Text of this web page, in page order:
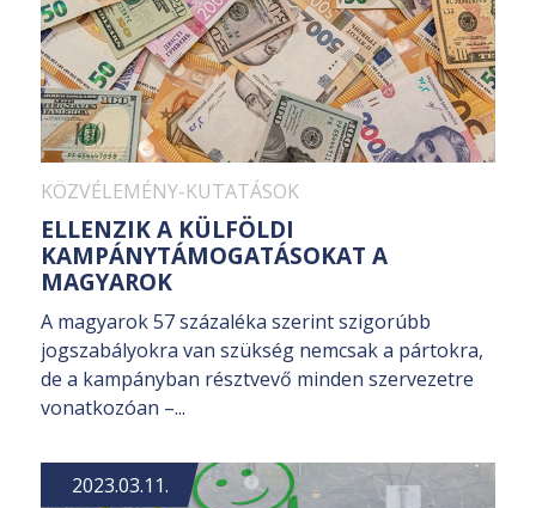
KÖZVÉLEMÉNY-KUTATÁSOK
ELLENZIK A KÜLFÖLDI
KAMPÁNYTÁMOGATÁSOKAT A
MAGYAROK
A magyarok 57 százaléka szerint szigorúbb
jogszabályokra van szükség nemcsak a pártokra,
de a kampányban résztvevő minden szervezetre
vonatkozóan –...
2023.03.11.